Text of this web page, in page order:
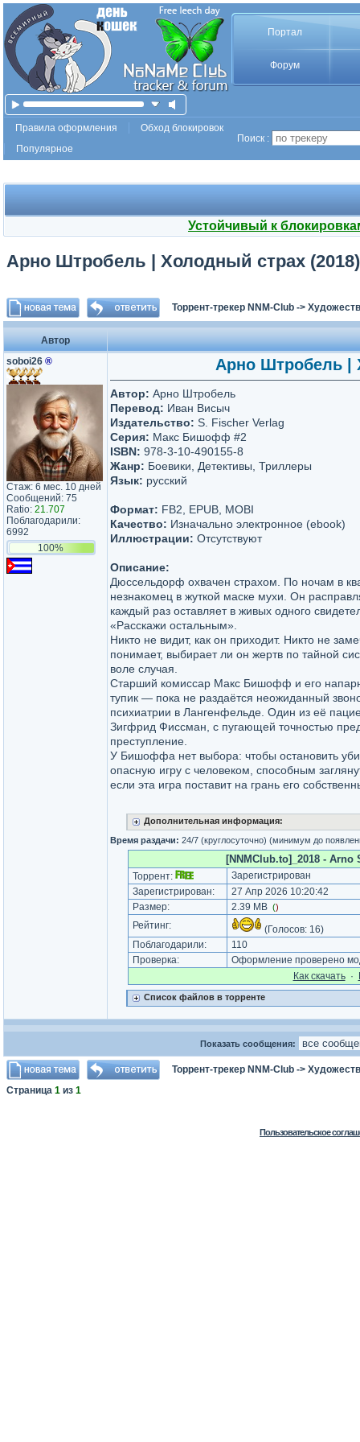
Портал
Форум
Правила оформления
Обход блокировок
Популярное
Поиск :
Устойчивый к
Арно Штробель | Холодный страх
Торрент-трекер NNM-Club ->
Автор
soboi26 ®
Стаж: 6 мес. 10 дней
Сообщений: 75
Ratio: 21.707
Поблагодарили:
6992
100%
Арно Штробель |
Автор: Арно Штробель
Перевод: Иван Висыч
Издательство: S. Fischer Verlag
Серия: Макс Бишофф #2
ISBN: 978-3-10-490155-8
Жанр: Боевики, Детективы, Триллеры
Язык: русский
Формат: FB2, EPUB, MOBI
Качество: Изначально электронное (ebook)
Иллюстрации: Отсутствуют
Описание:
Дюссельдорф охвачен страхом. По ночам в
незнакомец в жуткой маске мухи. Он
каждый раз оставляет в живых одного
«Расскажи остальным».
Никто не видит, как он приходит. Никто не
понимает, выбирает ли он жертв по тайной
воле случая.
Старший комиссар Макс Бишофф и его
тупик — пока не раздаётся неожиданный
психиатрии в Лангенфельде. Один из её
Зигфрид Фиссман, с пугающей точностью
преступление.
У Бишоффа нет выбора: чтобы остановить
опасную игру с человеком, способным
если эта игра поставит на грань его
Дополнительная информация:
Время раздачи: 24/7 (круглосуточно) (минимум до
[NNMClub.to]_2018 -
Торрент:
Зарегистрирован
Зарегистрирован:
27 Апр 2026 10:20:42
Размер:
2.39 MB ()
Рейтинг: (Голосов: 16)
Поблагодарили:
110
Проверка:
Оформление проверено
Как cкачать·
Список файлов в торренте
Показать сообщения:
Торрент-трекер NNM-Club ->
Страница 1 из 1
Пользовательское